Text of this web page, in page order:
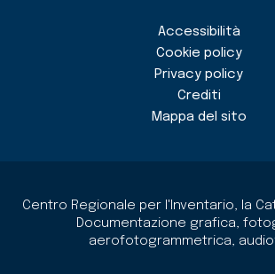
Accessibilità
Cookie policy
Privacy policy
Crediti
Mappa del sito
Centro Regionale per l'Inventario, la
Documentazione grafica,
aerofotogrammetrica,